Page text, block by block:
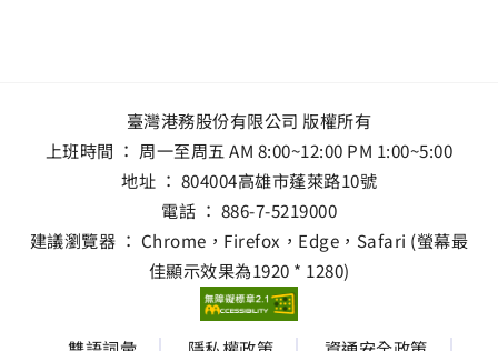
臺灣港務股份有限公司 版權所有
上班時間 ： 周一至周五 AM 8:00~12:00 PM 1:00~5:00
地址 ： 804004高雄市蓬萊路10號
電話 ： 886-7-5219000
建議瀏覽器 ： Chrome，Firefox，Edge，Safari (螢幕最
佳顯示效果為1920 * 1280)